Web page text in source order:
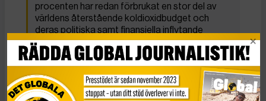
procenten har redan förbrukat en stor del av
världens återstående koldioxidbudget och
deras politiska samt finansiella inflytande
bromsar nödvändiga åtgärder.
Huvudfakta
Koldioxidbudgeten nära slut:Vid start
2025 återstår cirka 130 gigaton CO₂ för